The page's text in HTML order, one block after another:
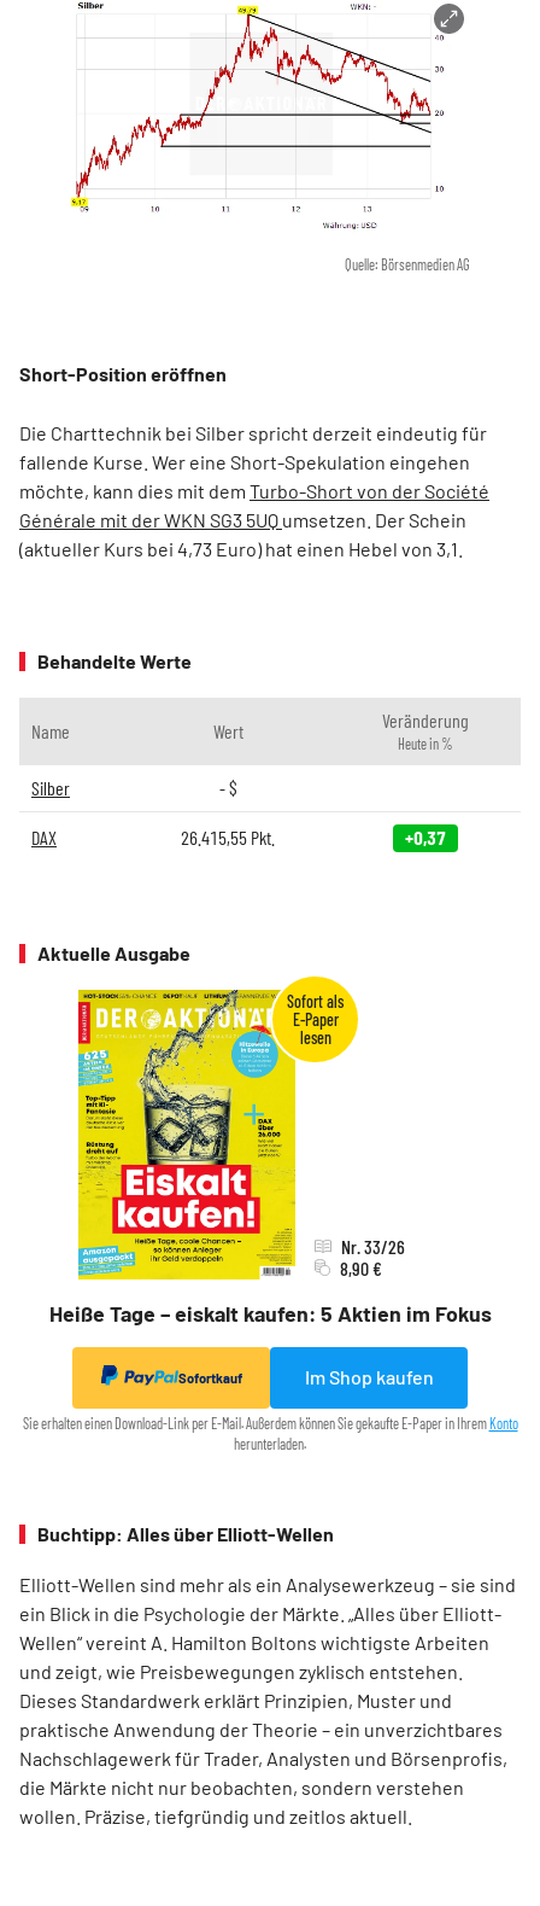
Quelle: Börsenmedien AG
Short-Position eröffnen
Die Charttechnik bei Silber spricht derzeit eindeutig für
fallende Kurse. Wer eine Short-Spekulation eingehen
möchte, kann dies mit dem Turbo-Short von der Société
Générale mit der WKN SG3 5UQ umsetzen. Der Schein
(aktueller Kurs bei 4,73 Euro) hat einen Hebel von 3,1.
Behandelte Werte
Name Wert Veränderung
Heute in %
Silber -$
DAX 26.415,55 Pkt. +0,37
Aktuelle Ausgabe
Heiße Tage – eiskalt kaufen: 5 Aktien im Fokus
Nr. 33/26
8,90 €
Sofortkauf Im Shop kaufen
Sie erhalten einen Download-Link per E-Mail. Außerdem können Sie gekaufte E-Paper in IhremKonto
herunterladen.
Buchtipp: Alles über Elliott-Wellen
Elliott-Wellen sind mehr als ein Analysewerkzeug – sie sind
ein Blick in die Psychologie der Märkte. „Alles über Elliott-
Wellen“ vereint A. Hamilton Boltons wichtigste Arbeiten
und zeigt, wie Preisbewegungen zyklisch entstehen.
Dieses Standardwerk erklärt Prinzipien, Muster und
praktische Anwendung der Theorie – ein unverzichtbares
Nachschlagewerk für Trader, Analysten und Börsenprofis,
die Märkte nicht nur beobachten, sondern verstehen
wollen. Präzise, tiefgründig und zeitlos aktuell.